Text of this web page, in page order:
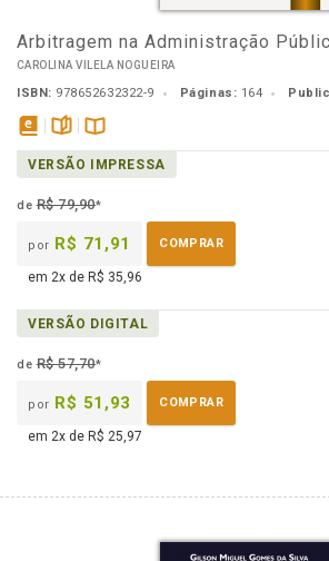
Arbitragem na Administração
CAROLINA VILELA NOGUEIRA
ISBN: 978652632322-9 Páginas: 164
disponível
em
páginasDisponível
na
VERSÃO IMPRESSA
deR$ 79,90*
por R$ 71,91 COMPRAR
em 2x de R$ 35,96
VERSÃO DIGITAL
deR$ 57,70*
por R$ 51,93 COMPRAR
em 2x de R$ 25,97